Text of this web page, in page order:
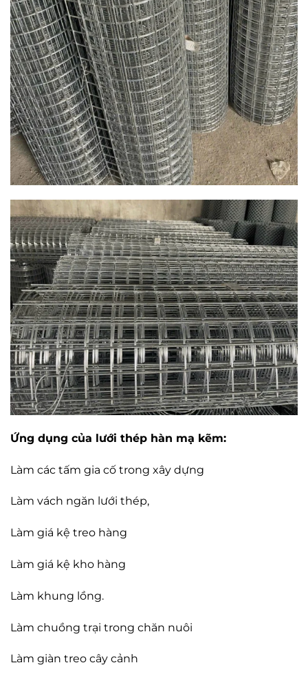
Ứng dụng của lưới thép hàn mạ kẽm:
Làm các tấm gia cố trong xây dựng
Làm vách ngăn lưới thép,
Làm giá kệ treo hàng
Làm giá kệ kho hàng
Làm khung lồng.
Làm chuồng trại trong chăn nuôi
Làm giàn treo cây cảnh